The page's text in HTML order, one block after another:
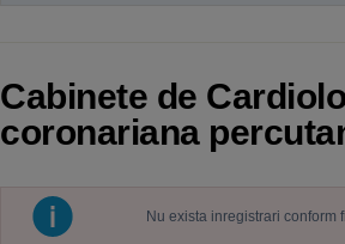
Cabinete de
coronariana
Nu exista inregistrari